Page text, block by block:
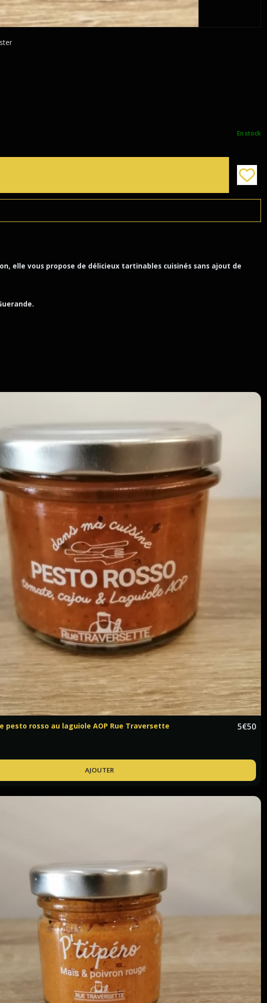
En stock
elle vous propose de délicieux tartinables cuisinés sans ajout de
pesto rosso au laguiole AOP Rue Traversette 5€50
AJOUTER